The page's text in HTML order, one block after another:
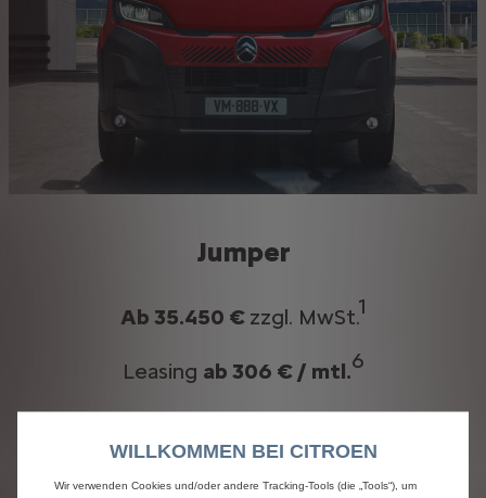
Jumper
Ab 35.450 € zzgl. MwSt.1​
Leasing ab 306 € / mtl.6
PRO
WILLKOMMEN BEI CITROEN
Wir verwenden Cookies und/oder andere Tracking-Tools (die „Tools“), um